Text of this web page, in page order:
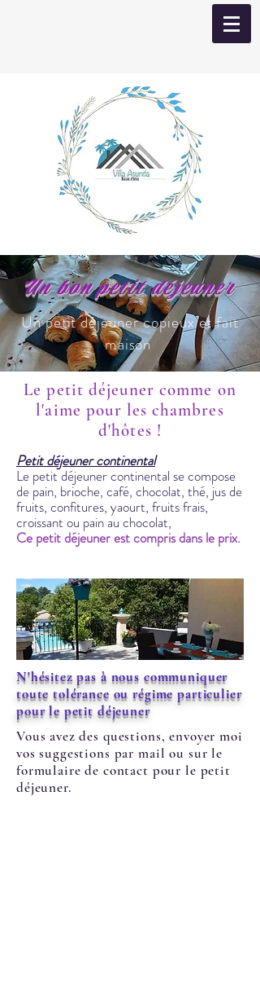
Un bon petit déjeuner
Un petit déjeuner copieux et fait
maison
Le petit déjeuner comme on
l'aime pour les chambres
d'hôtes !
Petit déjeuner continental
Le petit déjeuner continental se compose
de pain, brioche, café, chocolat, thé, jus de
fruits, confitures, yaourt, fruits frais,
croissant ou pain au chocolat,
Ce petit déjeuner est compris dans le prix.
N'hésitez pas à nous communiquer
toute tolérance ou régime particulier
pour le petit déjeuner
Vous avez des questions, envoyer moi
vos suggestions par mail ou sur le
formulaire de contact pour le petit
déjeuner.